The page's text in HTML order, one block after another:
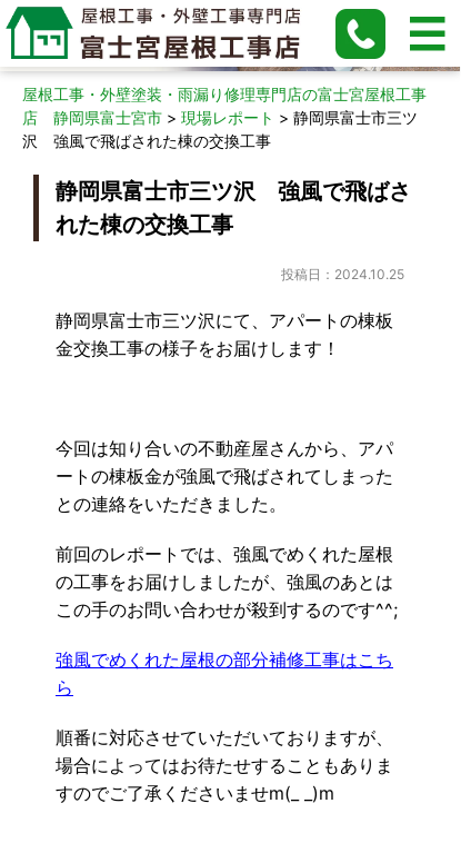
現場レポート
屋根工事・外壁塗装・雨漏り修理専門店の富士宮屋根工事
店 静岡県富士宮市 > 現場レポート > 静岡県富士市三ツ
沢 強風で飛ばされた棟の交換工事
静岡県富士市三ツ沢 強風で飛ばさ
れた棟の交換工事
投稿日：2024.10.25
静岡県富士市三ツ沢にて、アパートの棟板
金交換工事の様子をお届けします！
今回は知り合いの不動産屋さんから、アパ
ートの棟板金が強風で飛ばされてしまった
との連絡をいただきました。
前回のレポートでは、強風でめくれた屋根
の工事をお届けしましたが、強風のあとは
この手のお問い合わせが殺到するのです^^;
強風でめくれた屋根の部分補修工事はこち
ら
順番に対応させていただいておりますが、
場合によってはお待たせすることもありま
すのでご了承くださいませm(_ _)m